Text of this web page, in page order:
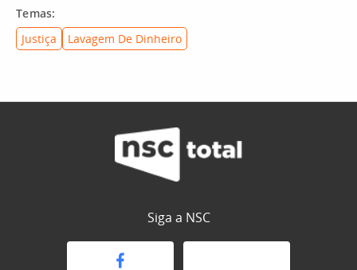
Temas:
Justiça
Lavagem De Dinheiro
Siga a NSC